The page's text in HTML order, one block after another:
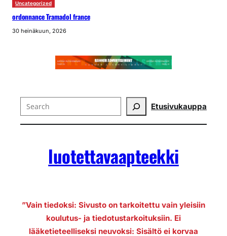
Uncategorized
ordonnance Tramadol france
30 heinäkuun, 2026
Search Etusivukauppa
luotettavaapteekki
”Vain tiedoksi: Sivusto on tarkoitettu vain yleisiin
koulutus- ja tiedotustarkoituksiin. Ei
lääketieteelliseksi neuvoksi: Sisältö ei korvaa